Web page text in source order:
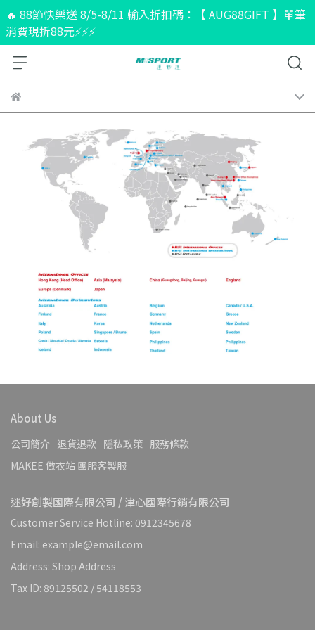
🔥 88節快樂送 8/5-8/11 輸入折扣碼：【 AUG88GIFT 】單筆
消費現折88元⚡⚡⚡
About Us
公司簡介 退貨退款 隱私政策 服務條款
MAKEE 做衣站 團服客製服
迷好創製國際有限公司 / 津心國際行銷有限公司
Customer Service Hotline: 0912345678
Email: example@email.com
Address: Shop Address
Tax ID: 89125502 / 54118553